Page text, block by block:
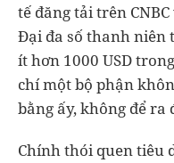
tế đăng tải trên
Đại đa số thanh niên
ít hơn 1000 USD
chí một bộ phận
bằng ấy, không để ra
Chính thói quen tiêu